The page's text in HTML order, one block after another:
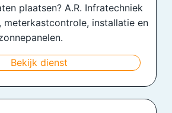
plaatsen? A.R. Infratechniek
meterkastcontrole, installatie en
Bekijk dienst